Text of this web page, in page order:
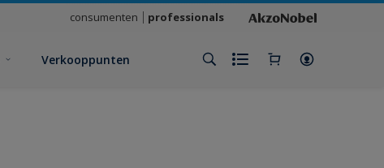
consumenten professionals
Verkooppunten